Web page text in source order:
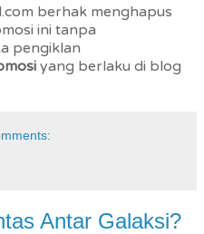
berhak menghapus
ini tanpa
pengiklan
yang berlaku di blog
Antar Galaksi?